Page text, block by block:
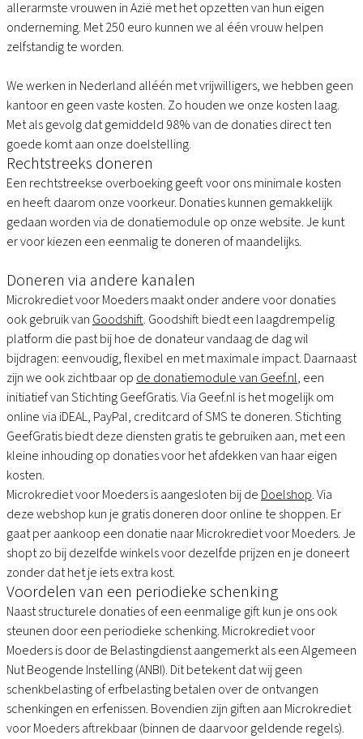
allerarmste vrouwen in Azië met het opzetten van hun eigen
onderneming. Met 250 euro kunnen we al één vrouw helpen
zelfstandig te worden.
We werken in Nederland alléén met vrijwilligers, we hebben geen
kantoor en geen vaste kosten. Zo houden we onze kosten laag.
Met als gevolg dat gemiddeld 98% van de donaties direct ten
goede komt aan onze doelstelling.
Rechtstreeks doneren
Een rechtstreekse overboeking geeft voor ons minimale kosten
en heeft daarom onze voorkeur. Donaties kunnen gemakkelijk
gedaan worden via de donatiemodule op onze website. Je kunt
er voor kiezen een eenmalig te doneren of maandelijks.
Doneren via andere kanalen
Microkrediet voor Moeders maakt onder andere voor donaties
ook gebruik van Goodshift. Goodshift biedt een laagdrempelig
platform die past bij hoe de donateur vandaag de dag wil
bijdragen: eenvoudig, flexibel en met maximale impact. Daarnaast
zijn we ook zichtbaar op de donatiemodule van Geef.nl, een
initiatief van Stichting GeefGratis. Via Geef.nl is het mogelijk om
online via iDEAL, PayPal, creditcard of SMS te doneren. Stichting
GeefGratis biedt deze diensten gratis te gebruiken aan, met een
kleine inhouding op donaties voor het afdekken van haar eigen
kosten.
Microkrediet voor Moeders is aangesloten bij de Doelshop. Via
deze webshop kun je gratis doneren door online te shoppen. Er
gaat per aankoop een donatie naar Microkrediet voor Moeders. Je
shopt zo bij dezelfde winkels voor dezelfde prijzen en je doneert
zonder dat het je iets extra kost.
Voordelen van een periodieke schenking
Naast structurele donaties of een eenmalige gift kun je ons ook
steunen door een periodieke schenking. Microkrediet voor
Moeders is door de Belastingdienst aangemerkt als een Algemeen
Nut Beogende Instelling (ANBI). Dit betekent dat wij geen
schenkbelasting of erfbelasting betalen over de ontvangen
schenkingen en erfenissen. Bovendien zijn giften aan Microkrediet
voor Moeders aftrekbaar (binnen de daarvoor geldende regels).